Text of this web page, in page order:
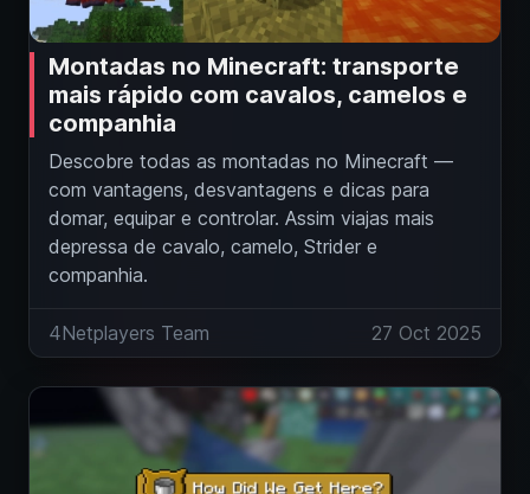
Montadas no Minecraft: transporte
mais rápido com cavalos, camelos e
companhia
Descobre todas as montadas no Minecraft —
com vantagens, desvantagens e dicas para
domar, equipar e controlar. Assim viajas mais
depressa de cavalo, camelo, Strider e
companhia.
4Netplayers Team 27 Oct 2025